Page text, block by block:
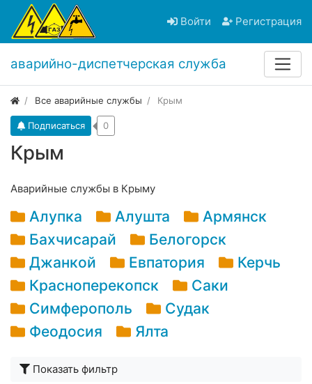
Войти Регистрация
аварийно-диспетчерская служба
Все аварийные службы Крым
Крым
Подписаться 0
Аварийные службы в Крыму
Алупка Алушта
Армянск
Бахчисарай
Белогорск
Джанкой
Евпатория
Керчь
Красноперекопск
Саки
Симферополь
Судак
Феодосия
Ялта
Показать фильтр